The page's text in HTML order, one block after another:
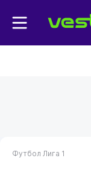
Футбол Лига 1